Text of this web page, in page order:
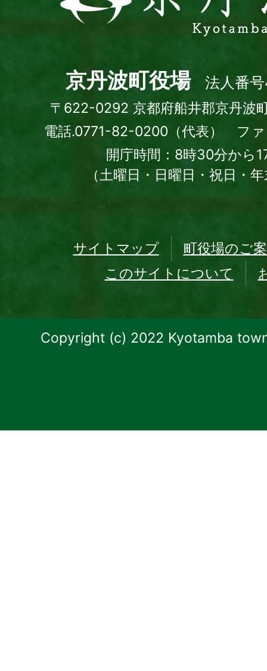
波
town
京丹波町役場 法人番
〒622-0292 京都府船井郡京丹波
電話.0771-82-0200（代表） フ
開庁時間：8時30分から
（土曜日・日曜日・祝日・
サイトマップ
町役場のご
このサイトについて
Copyright (c) 2022 Kyotamba